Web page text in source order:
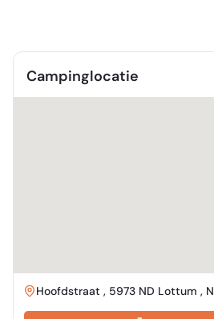
Campinglocatie
Hoofdstraat , 5973 ND Lottum ,